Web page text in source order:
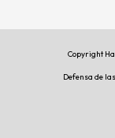
Copyright
Defensa de